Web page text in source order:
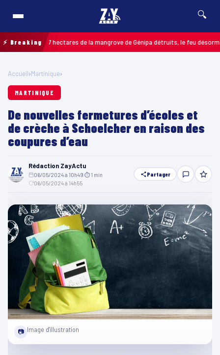
🔍
⚡ Breaking
: jusqu’à 7 hectares de la mangrove de Génipa détruits, le feu désormais
Accueil›Martinique›
MARTINIQUE
De nouvelles fermetures d’écoles et
de crèche à Schoelcher en raison des
coupures d’eau
Rédaction ZayActu
06/05/2024 à 10h49 ⏱ 1 min
06/05/2024 à 14h55
Partager
📷 Image d'illustration